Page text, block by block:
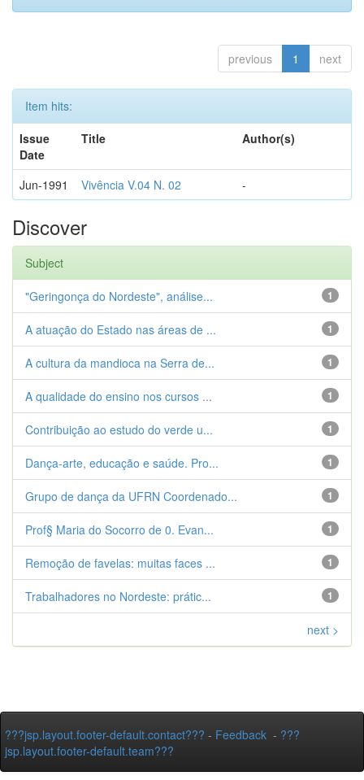
previous 1 next
Item hits:
Issue
Date
Title Author(s)
Jun-1991 Vivência V.04 N. 02 -
Discover
Subject
1
"Geringonça do Nordeste", análise...
1
A atuação do Estado nas áreas de ...
1
A cultura da mandioca na Serra de...
1
A qualidade do ensino nos cursos ...
1
Contribuição ao estudo do verde u...
1
Dança-arte, educação e saúde. Pro...
1
Grupo de dança da UFRN Coordenado...
1
Prof§ Maria do Socorro de 0. Evan...
1
Remoção de favelas: muitas faces ...
1
Trabalhadores no Nordeste: prátic...
next >
???jsp.layout.footer-default.contact??? - Feedback - ???
jsp.layout.footer-default.team???